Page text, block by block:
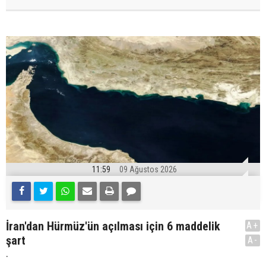
11:59 09 Ağustos 2026
İran'dan Hürmüz'ün açılması için 6 maddelik
şart
.
A+
A-